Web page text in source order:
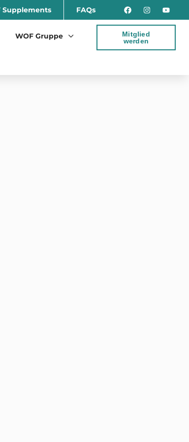
Supplements FAQs
WOF Gruppe
Mitglied
werden